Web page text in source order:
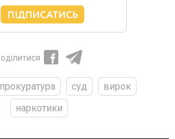
суд
вирок
наркотики